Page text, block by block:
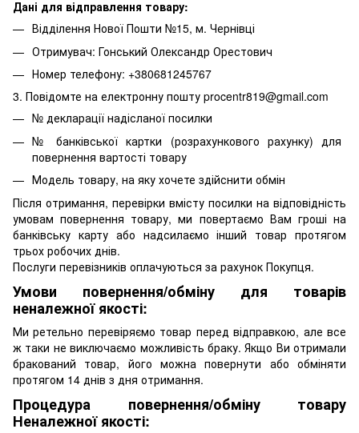
Дані для відправлення товару:
Відділення Нової Пошти №15, м. Чернівці
Отримувач: Гонський Олександр Орестович
Номер телефону: +380681245767
3. Повідомте на електронну пошту procentr819@gmail.com
№ декларації надісланої посилки
№ банківської картки (розрахункового рахунку) для
повернення вартості товару
Модель товару, на яку хочете здійснити обмін
Після отримання, перевірки вмісту посилки на відповідність
умовам повернення товару, ми повертаємо Вам гроші на
банківську карту або надсилаємо інший товар протягом
трьох робочих днів.
Послуги перевізників оплачуються за рахунок Покупця.
Умови повернення/обміну для товарів
неналежної якості:
Ми ретельно перевіряємо товар перед відправкою, але все
ж таки не виключаємо можливість браку. Якщо Ви отримали
бракований товар, його можна повернути або обміняти
протягом 14 днів з дня отримання.
Процедура повернення/обміну товару
Неналежної якості: